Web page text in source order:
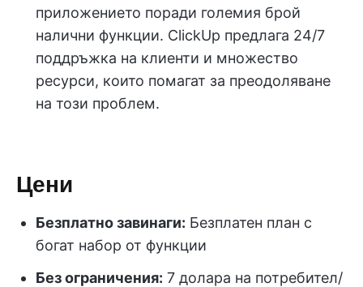
приложението поради големия брой
налични функции. ClickUp предлага 24/7
поддръжка на клиенти и множество
ресурси, които помагат за преодоляване
на този проблем.
Цени
Безплатно завинаги: Безплатен план с
богат набор от функции
Без ограничения: 7 долара на потребител/